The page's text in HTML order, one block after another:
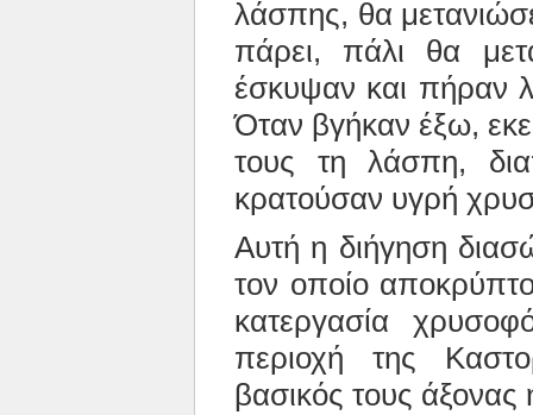
λάσπης, θα
πάρει, πάλι θα
έσκυψαν και πήραν
Όταν βγήκαν έξω,
τους τη λάσπη,
κρατούσαν υγρή
Αυτή η διήγηση
τον οποίο
κατεργασία
περιοχή της
βασικός τους άξονας